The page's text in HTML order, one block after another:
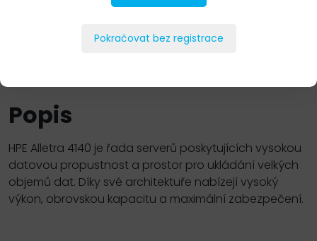
Popis
HPE Alletra 4140 je řada serverů poskytujících vysokou
datovou propustnost a prostor pro ukládání velkých
objemů dat. Díky své architektuře nabízejí vysoký
výkon, obrovskou kapacitu a maximální zabezpečení.
Pokračovat bez registrace